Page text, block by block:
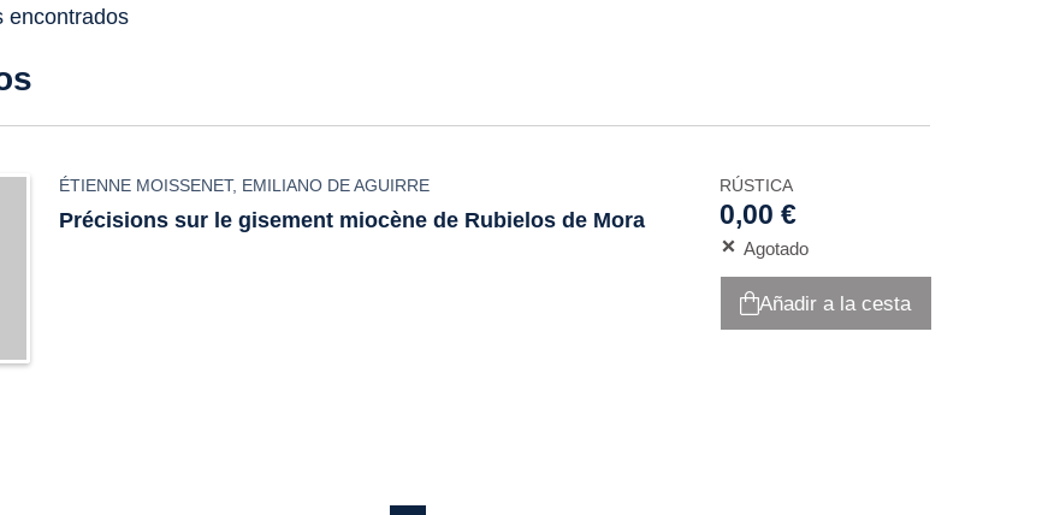
encontrados
ÉTIENNE MOISSENET, EMILIANO DE AGUIRRE
Précisions sur le gisement miocène de Rubielos de Mora
RÚSTICA
0,00 €
Agotado
Añadir a la cesta